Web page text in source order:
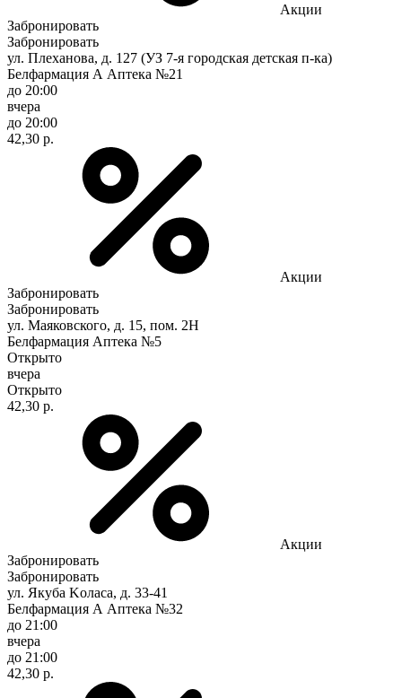
Акции
Забронировать
Забронировать
ул. Плеханова, д. 127 (УЗ 7-я городская детская п-ка)
Белфармация А Аптека №21
до 20:00
вчера
до 20:00
42,30 р.
Акции
Забронировать
Забронировать
ул. Маяковского, д. 15, пом. 2Н
Белфармация Аптека №5
Открыто
вчера
Открыто
42,30 р.
Акции
Забронировать
Забронировать
ул. Якуба Koлaca, д. 33-41
Белфармация А Аптека №32
до 21:00
вчера
до 21:00
42,30 р.